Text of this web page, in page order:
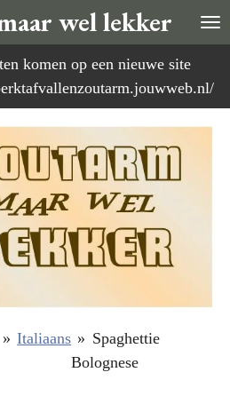
wel lekker
komen op een nieuwe site
» Italiaans » Spaghettie
Bolognese